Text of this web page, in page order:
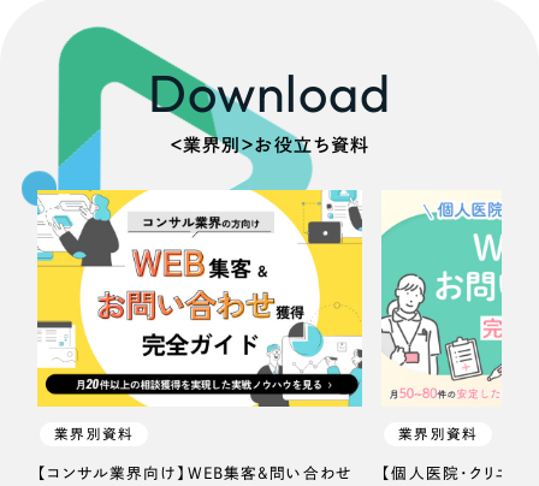
Download
＜業界別＞お役立ち資料
業界別資料
【コンサル業界向け】WEB集客＆問い合わせ
業界別資料
【個人医院・クリニッ